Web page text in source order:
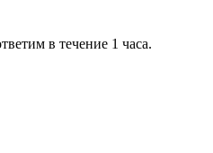
в течение 1 часа.